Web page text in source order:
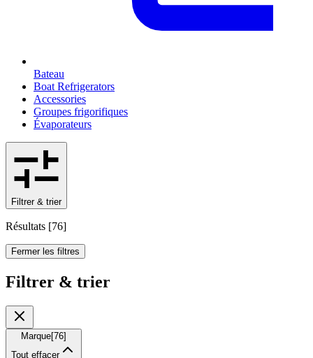
Bateau
Boat Refrigerators
Accessories
Groupes frigorifiques
Évaporateurs
Filtrer & trier
Résultats [76]
Fermer les filtres
Filtrer & trier
Marque[76]
Tout effacer